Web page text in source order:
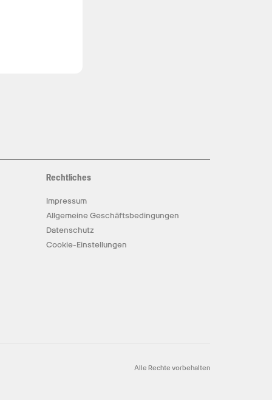
Rechtliches
Impressum
Allgemeine Geschäftsbedingungen
Datenschutz
Cookie-Einstellungen
Alle Rechte vorbehalten